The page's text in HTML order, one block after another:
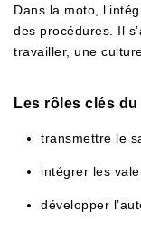
Dans la moto,
des procédures. Il
travailler, une
Les rôles clés
transmettre le
intégrer les
développer